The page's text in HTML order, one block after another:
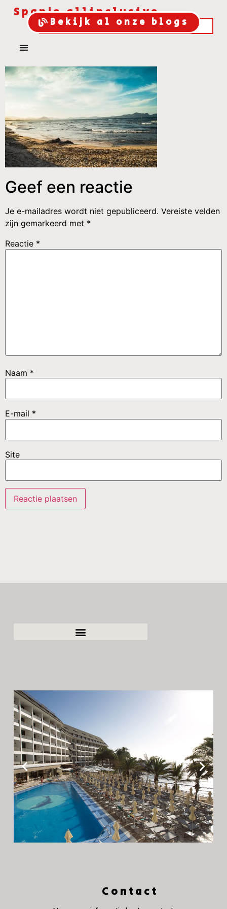
Spanje allinclusive
Bekijk al onze blogs
Geef een reactie
Je e-mailadres wordt niet gepubliceerd. Vereiste velden
zijn gemarkeerd met *
Reactie *
Naam *
E-mail *
Site
Contact